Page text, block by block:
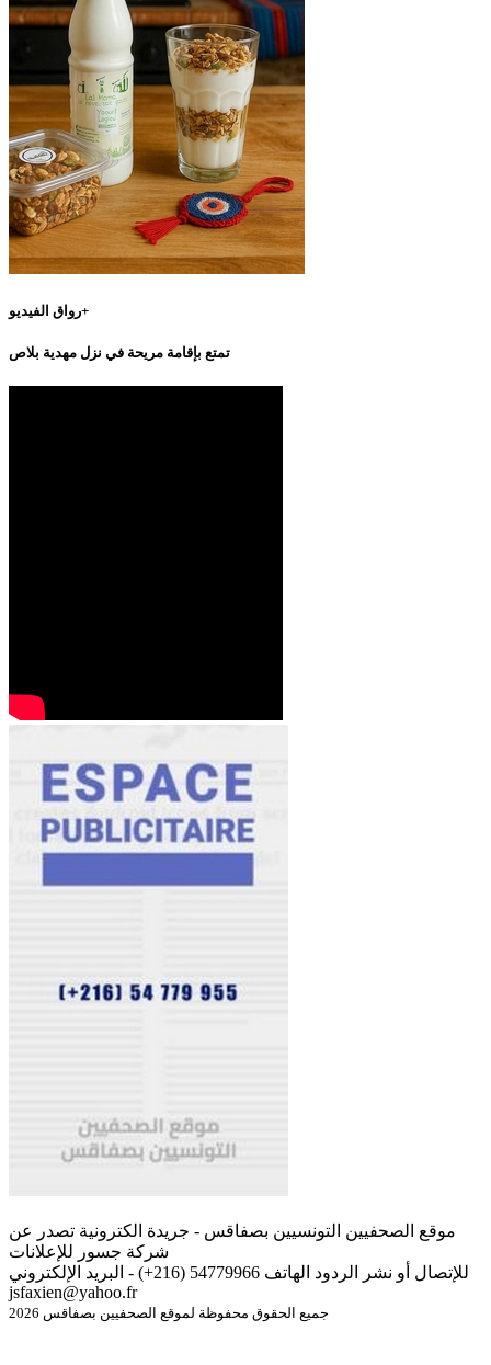
رواق الفيديو+
تمتع بإقامة مريحة في نزل مهدية بلاص
موقع الصحفيين التونسيين بصفاقس - جريدة الكترونية تصدر عن
شركة جسور للإعلانات
للإتصال أو نشر الردود الهاتف 54779966 (216+) - البريد الإلكتروني
jsfaxien@yahoo.fr
جميع الحقوق محفوظة لموقع الصحفيين بصفاقس 2026